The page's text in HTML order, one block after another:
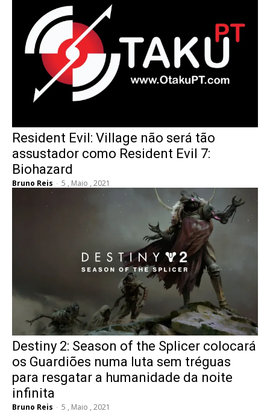
Resident Evil: Village não será tão
assustador como Resident Evil 7:
Biohazard
Bruno Reis - 5 , Maio , 2021
Destiny 2: Season of the Splicer colocará
os Guardiões numa luta sem tréguas
para resgatar a humanidade da noite
infinita
Bruno Reis - 5 , Maio , 2021